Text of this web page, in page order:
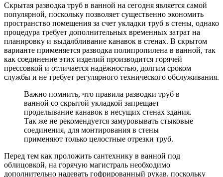
Скрытая разводка труб в ванной на сегодня является самой
популярной, поскольку позволяет существенно экономить
пространство помещения за счет укладки труб в стены, однако
процедура требует дополнительных временных затрат на
планировку и выдалбливание канавок в стенах. В скрытом
варианте применяется разводка полипропилена в ванной, так
как соединение этих изделий производится горячей
прессовкой и отличается надёжностью, долгим сроком
службы и не требует регулярного технического обслуживания.
Важно помнить, что правила разводки труб в
ванной со скрытой укладкой запрещает
проделывание канавок в несущих стенах здания.
Так же не рекомендуется замуровывать стыковые
соединения, для монтирования в стены
применяют только целостные отрезки труб.
Перед тем как проложить сантехнику в ванной под
облицовкой, на горячую магистраль необходимо
дополнительно надевать гофрированный рукав, поскольку